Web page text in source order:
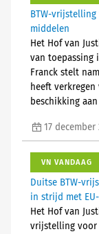
BTW-
middelen
Het Hof van
van toepassing
Franck stelt
heeft
beschikking
17 december
VN VANDAAG
Duitse BTW-
in strijd met
Het Hof van
vrijstelling voor